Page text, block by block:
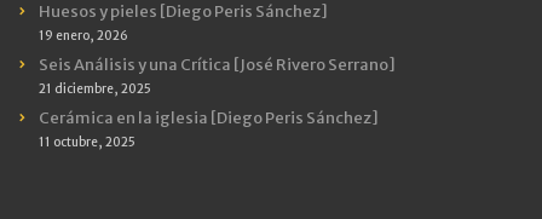
Huesos y pieles [Diego Peris Sánchez]
19 enero, 2026
Seis Análisis y una Crítica [José Rivero Serrano]
21 diciembre, 2025
Cerámica en la iglesia [Diego Peris Sánchez]
11 octubre, 2025